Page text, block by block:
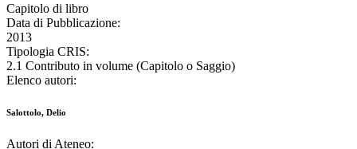
Capitolo di libro
Data di Pubblicazione:
2013
Tipologia CRIS:
2.1 Contributo in volume (Capitolo o Saggio)
Elenco autori:
Salottolo, Delio
Autori di Ateneo: